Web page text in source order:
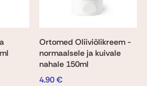
Ortomed Oliiviõlikreem -
normaalsele ja kuivale
nahale 150ml
4.90€